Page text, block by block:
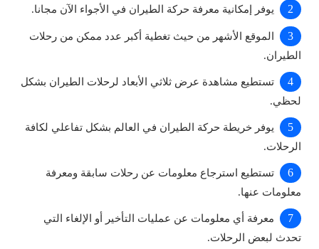
يوفر إمكانية معرفة حركة الطيران في الأجواء الآن مجانا.
الموقع الأشهر من حيث تغطية أكبر عدد ممكن من رحلات
الطيران.
تستطيع مشاهدة عرض ثلاثي الأبعاد لرحلات الطيران بشكل
لحظي.
يوفر خريطة حركة الطيران في العالم بشكل تفاعلي لكافة
الرحلات.
تستطيع استرجاع معلومات عن رحلات سابقة ومعرفة
معلومات عنها.
معرفة أي معلومات عن عمليات التأخير أو الإلغاء التي
تحدث لبعض الرحلات.